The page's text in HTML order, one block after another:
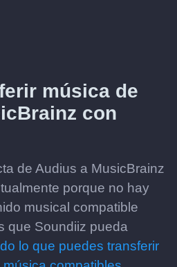
música de
con
de Audius a MusicBrainz
porque no hay
musical compatible
que Soundiiz pueda
lo que puedes transferir